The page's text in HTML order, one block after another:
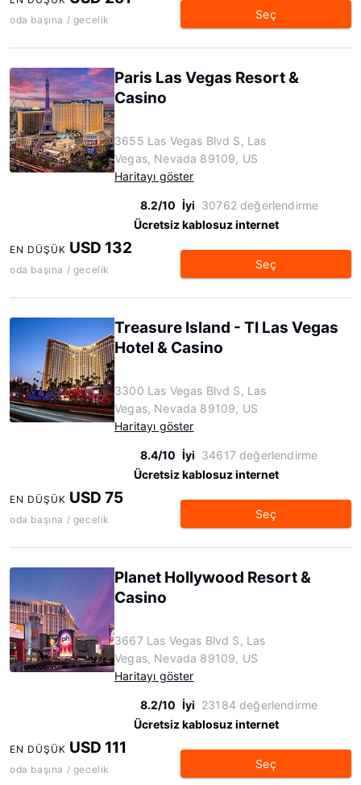
oda başına / gecelik Seç
Paris Las Vegas Resort &
Casino
3655 Las Vegas Blvd S, Las
Vegas, Nevada 89109, US
Haritayı göster
8.2/10 İyi 30762 değerlendirme
Ücretsiz kablosuz internet
EN DÜŞÜK USD 132
oda başına / gecelik Seç
Treasure Island - TI Las Vegas
Hotel & Casino
3300 Las Vegas Blvd S, Las
Vegas, Nevada 89109, US
Haritayı göster
8.4/10 İyi 34617 değerlendirme
Ücretsiz kablosuz internet
EN DÜŞÜK USD 75
oda başına / gecelik Seç
Planet Hollywood Resort &
Casino
3667 Las Vegas Blvd S, Las
Vegas, Nevada 89109, US
Haritayı göster
8.2/10 İyi 23184 değerlendirme
Ücretsiz kablosuz internet
EN DÜŞÜK USD 111
oda başına / gecelik Seç